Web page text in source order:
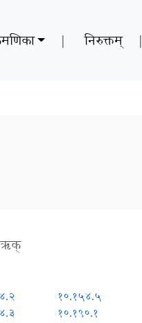
| निरुक्तम् |
ऋक्
१०.१५४.५
१०.१९०.१